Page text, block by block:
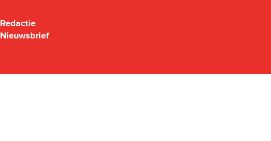
Redactie
Nieuwsbrief